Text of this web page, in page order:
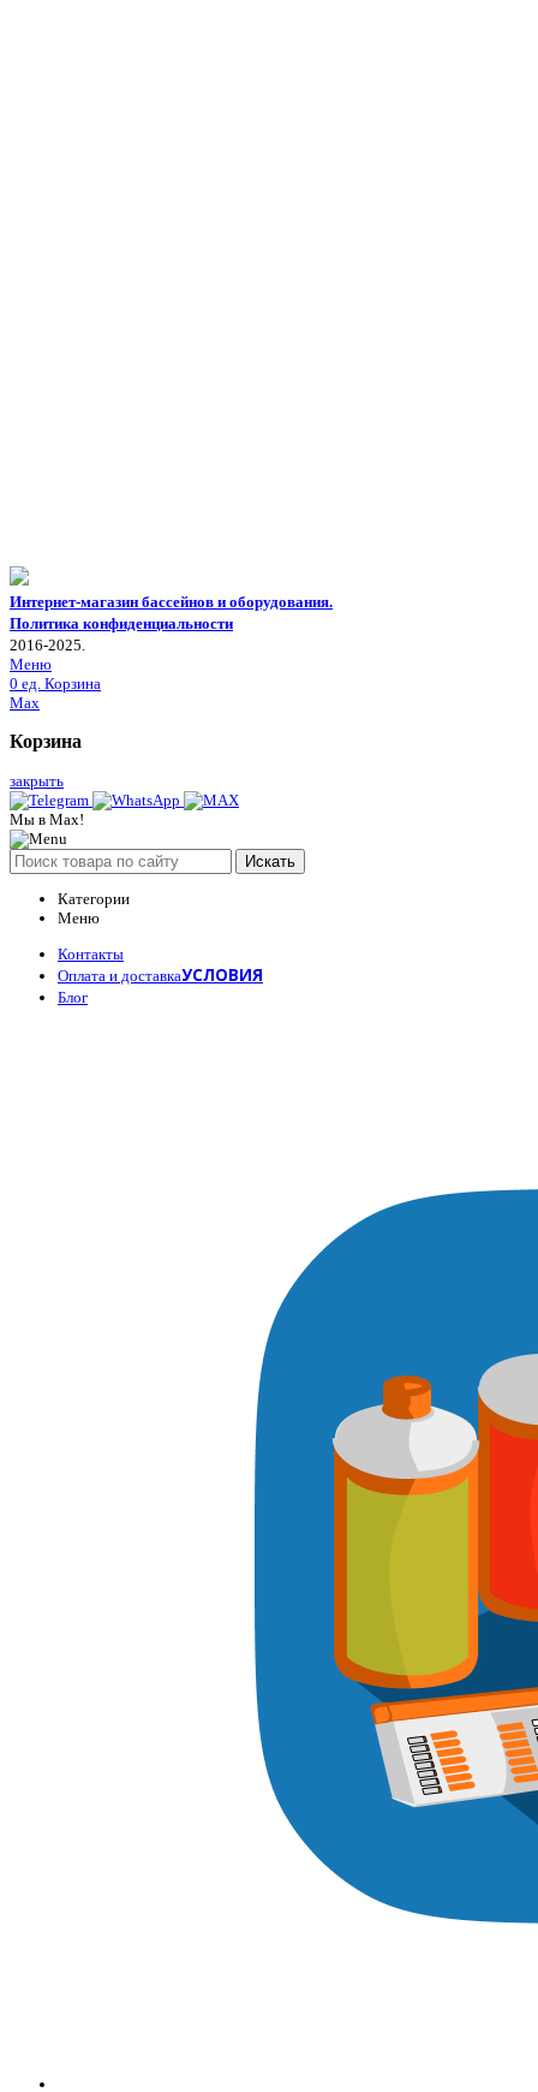
Интернет-магазин бассейнов и оборудования.
Политика конфиденциальности
2016-2025.
Меню
0 ед. Корзина
Max
Корзина
закрыть
Мы в Max!
Искать
Категории
Меню
Контакты
Оплата и доставкаУСЛОВИЯ
Блог